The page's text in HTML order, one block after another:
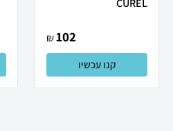
CUREL
102
₪
קנו עכשיו